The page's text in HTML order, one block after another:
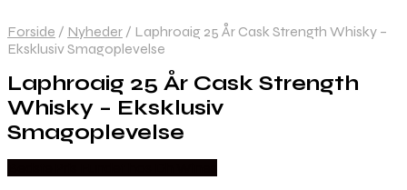
Forside / Nyheder / Laphroaig 25 År Cask Strength Whisky –
Eksklusiv Smagoplevelse
Laphroaig 25 År Cask Strength
Whisky – Eksklusiv
Smagoplevelse